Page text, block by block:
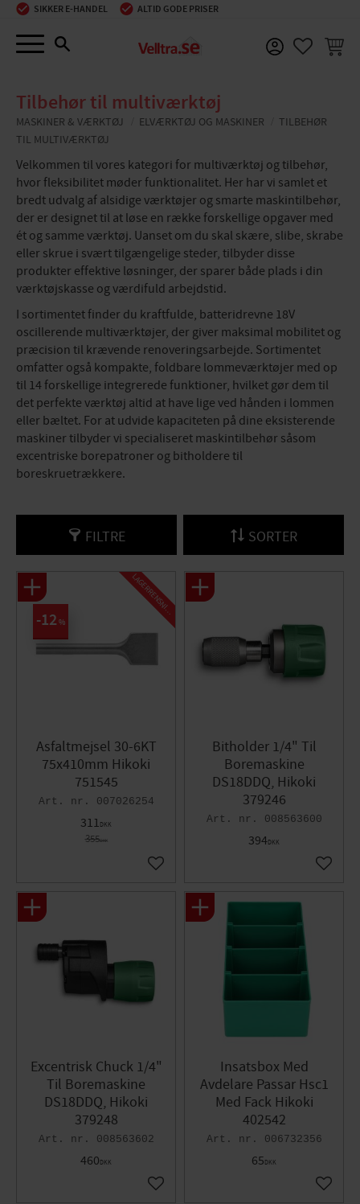
Menu
SIKKER E-HANDEL ALTID GODE PRISER
Tilbehør til multiværktøj
MASKINER & VÆRKTØJ ELVÆRKTØJ OG MASKINER
TILBEHØR
TIL MULTIVÆRKTØJ
Velkommen til vores kategori for multiværktøj og tilbehør,
hvor fleksibilitet møder funktionalitet. Her har vi samlet et
bredt udvalg af alsidige værktøjer og smarte maskintilbehør,
der er designet til at løse en række forskellige opgaver med
ét og samme værktøj. Uanset om du skal skære, slibe, skrabe
eller skrue i svært tilgængelige steder, tilbyder disse
produkter effektive løsninger, der sparer både plads i din
værktøjskasse og værdifuld arbejdstid.
I sortimentet finder du kraftfulde, batteridrevne 18V
oscillerende multiværktøjer, der giver maksimal mobilitet og
præcision til krævende renoveringsarbejde. Sortimentet
omfatter også kompakte, foldbare lommeværktøjer med op
til 14 forskellige integrerede funktioner, hvilket gør dem til
det perfekte værktøj altid at have lige ved hånden i lommen
eller bæltet. For at udvide kapaciteten på dine eksisterende
maskiner tilbyder vi specialiseret maskintilbehør såsom
excentriske borepatroner og bitholdere til
boreskruetrækkere.
FILTRE SORTER
Asfaltmejsel 30-6KT
75x410mm Hikoki
751545
007026254
311DKK
355DKK
12 %
L
A
G
E
R
R
E
N
S
N
I
N
G
Gem som favorit
Bitholder 1/4" Til
Boremaskine
DS18DDQ, Hikoki
379246
008563600
394DKK
Gem
Excentrisk Chuck 1/4"
Til Boremaskine
DS18DDQ, Hikoki
379248
008563602
460DKK
Gem som favorit
Insatsbox Med
Avdelare Passar Hsc1
Med Fack Hikoki
402542
006732356
65DKK
Gem